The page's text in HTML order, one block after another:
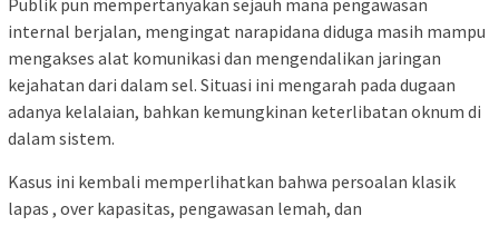
Publik pun mempertanyakan sejauh mana pengawasan
internal berjalan, mengingat narapidana diduga masih mampu
mengakses alat komunikasi dan mengendalikan jaringan
kejahatan dari dalam sel. Situasi ini mengarah pada dugaan
adanya kelalaian, bahkan kemungkinan keterlibatan oknum di
dalam sistem.
Kasus ini kembali memperlihatkan bahwa persoalan klasik
lapas , over kapasitas, pengawasan lemah, dan